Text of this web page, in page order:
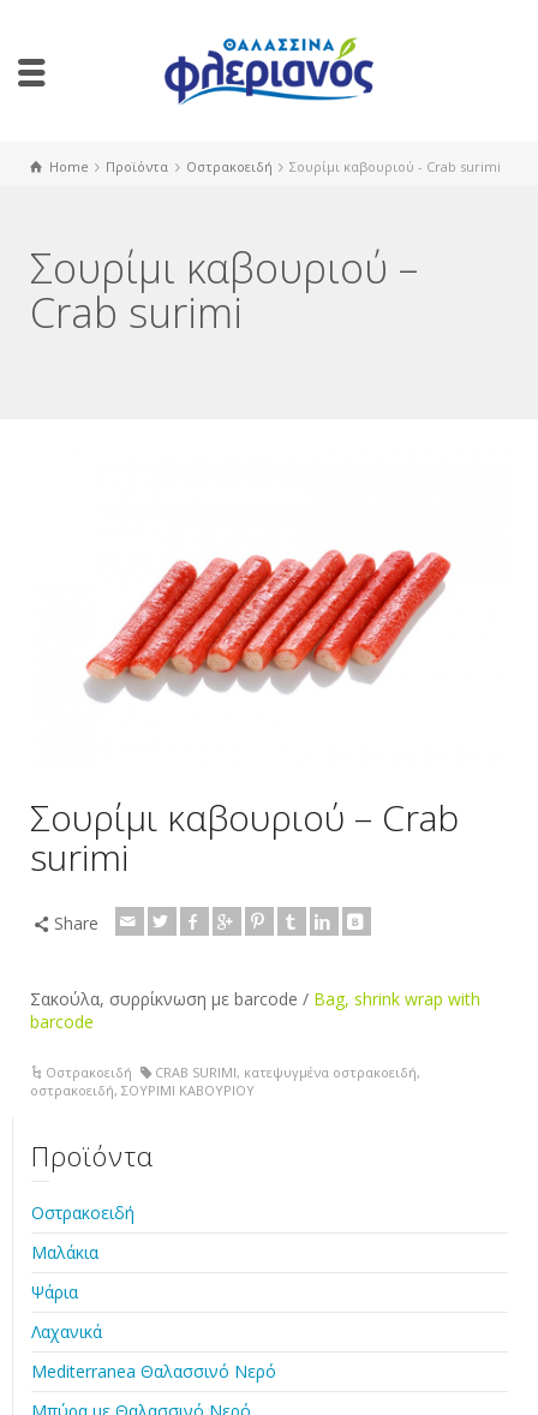
Home Προϊόντα Οστρακοειδή Σουρίμι καβουριού - Crab surimi
Σουρίμι καβουριού –
Crab surimi
Σουρίμι καβουριού – Crab
surimi
Share
Σακούλα, συρρίκνωση με barcode / Bag, shrink wrap with
barcode
Οστρακοειδή CRAB SURIMI, κατεψυγμένα οστρακοειδή,
οστρακοειδή, ΣΟΥΡΙΜΙ ΚΑΒΟΥΡΙΟΥ
Προϊόντα
Οστρακοειδή
Μαλάκια
Ψάρια
Λαχανικά
Mediterranea Θαλασσινό Νερό